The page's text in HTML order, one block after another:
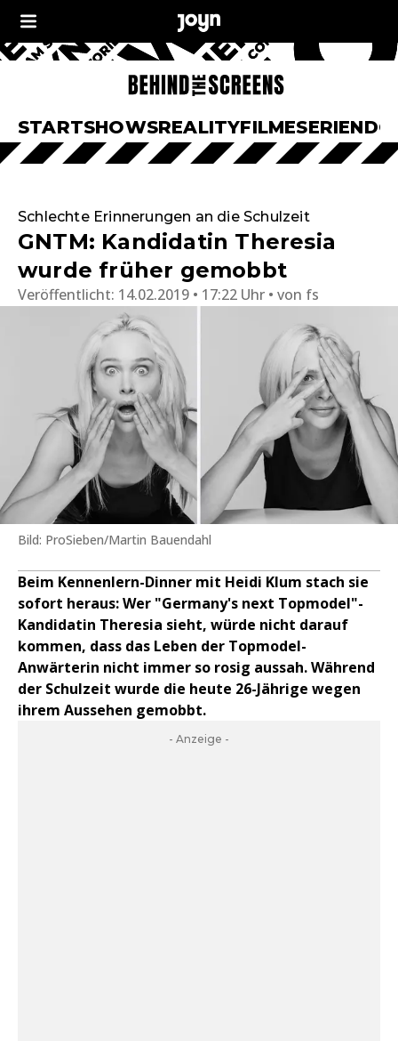
STARTSHOWSREALITYFILMESERIEN
Schlechte Erinnerungen an die Schulzeit
GNTM: Kandidatin Theresia
wurde früher gemobbt
Veröffentlicht: 14.02.2019 • 17:22 Uhr von fs
Bild: ProSieben/Martin Bauendahl
Beim Kennenlern-Dinner mit Heidi Klum stach sie
sofort heraus: Wer "Germany's next Topmodel"-
Kandidatin Theresia sieht, würde nicht darauf
kommen, dass das Leben der Topmodel-
Anwärterin nicht immer so rosig aussah. Während
der Schulzeit wurde die heute 26-Jährige wegen
ihrem Aussehen gemobbt.
- Anzeige -